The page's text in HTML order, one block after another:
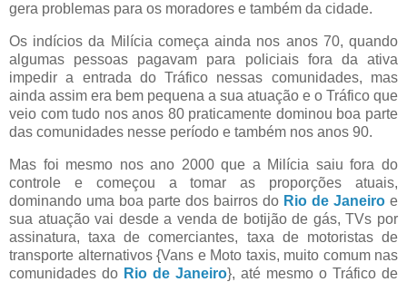
gera problemas para os moradores e também da cidade.
Os indícios da Milícia começa ainda nos anos 70, quando
algumas pessoas pagavam para policiais fora da ativa
impedir a entrada do Tráfico nessas comunidades, mas
ainda assim era bem pequena a sua atuação e o Tráfico que
veio com tudo nos anos 80 praticamente dominou boa parte
das comunidades nesse período e também nos anos 90.
Mas foi mesmo nos ano 2000 que a Milícia saiu fora do
controle e começou a tomar as proporções atuais,
dominando uma boa parte dos bairros do Rio de Janeiro e
sua atuação vai desde a venda de botijão de gás, TVs por
assinatura, taxa de comerciantes, taxa de motoristas de
transporte alternativos {Vans e Moto taxis, muito comum nas
comunidades do Rio de Janeiro}, até mesmo o Tráfico de